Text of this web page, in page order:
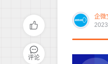
企微
评论